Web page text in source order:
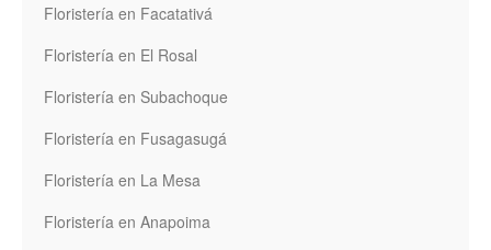
Floristería en Facatativá
Floristería en El Rosal
Floristería en Subachoque
Floristería en Fusagasugá
Floristería en La Mesa
Floristería en Anapoima